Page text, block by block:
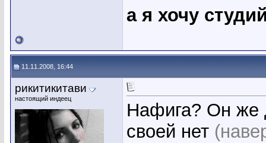
а я хочу
11.11.2008, 16:44
рикитикитави
настоящий индеец
Нафига? Он же
своей нет